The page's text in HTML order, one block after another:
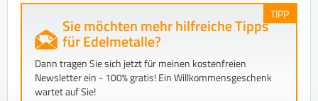
TIPP
Sie möchten mehr hilfreiche Tipps
für Edelmetalle?
Dann tragen Sie sich jetzt für meinen kostenfreien
Newsletter ein - 100% gratis! Ein Willkommensgeschenk
wartet auf Sie!